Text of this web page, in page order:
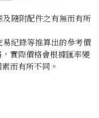
隨附配件之有無而有所
紀錄等推算出的參考價
實際價格會根據匯率變
而有所不同。